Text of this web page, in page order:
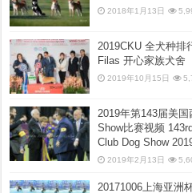
2018年1月13日
2019CKU 全犬种排
Filas 开心家族犬舍
2019年10月15日
2019年第143届美
Show比赛视频
Club Dog Show
2019年2月13日
20171006上海亚洲